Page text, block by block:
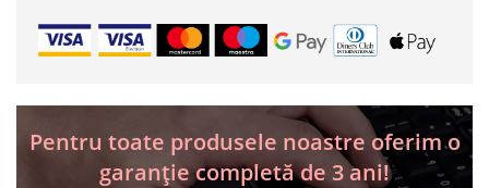
PAD
VII
i-
TPMS
cadou
Pentru toate produsele noastre oferim o
garanție completă de 3 ani!